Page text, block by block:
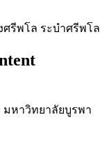
ศรีพโล ระบำศรีพโล
หาวิทยาลัยบูรพา